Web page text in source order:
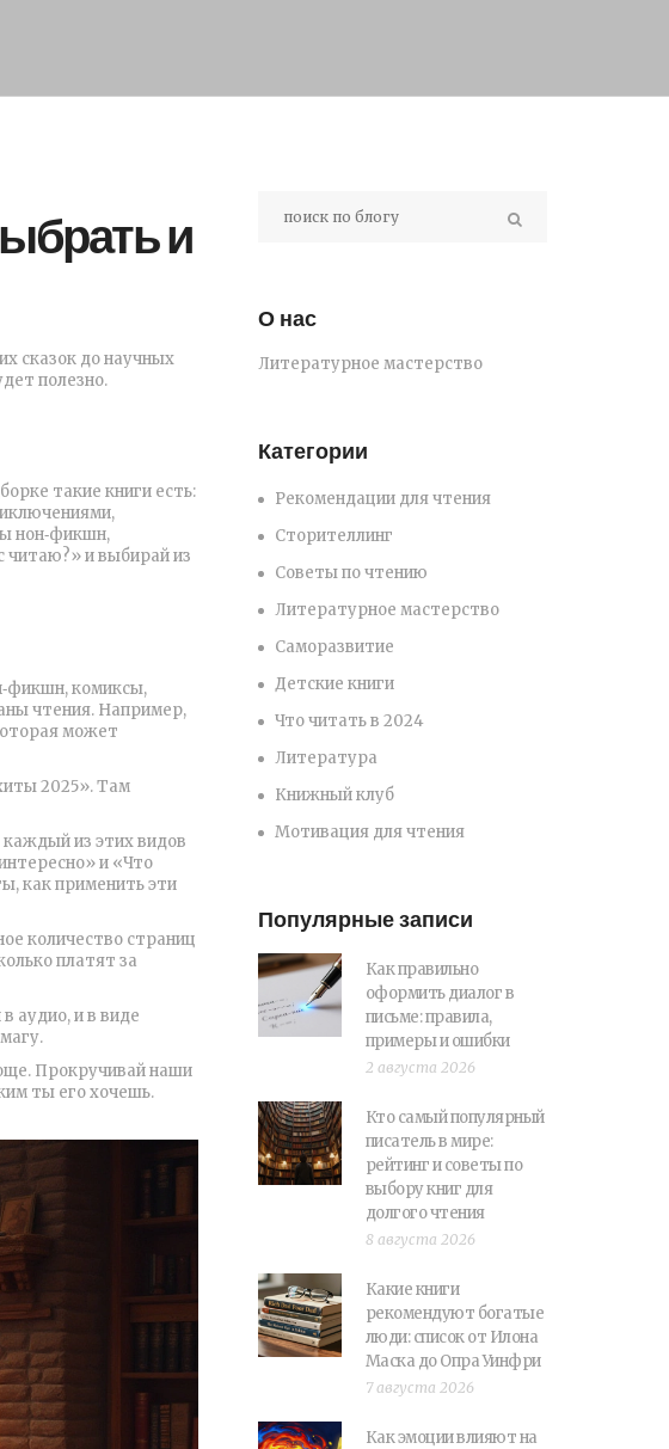
и
сказок до научных
полезно.
такие книги есть:
нон‑фикшн,
читаю?» и выбирай из
комиксы,
чтения. Например,
может
2025». Там
из этих видов
и «Что
как применить эти
количество страниц
платят за
аудио, и в виде
Прокручивай наши
ты его хочешь.
О нас
Литературное мастерство
Категории
Рекомендации для чтения
Сторителлинг
Советы по чтению
Литературное мастерство
Саморазвитие
Детские книги
Что читать в 2024
Литература
Книжный клуб
Мотивация для чтения
Популярные записи
Как правильно
оформить диалог в
письме: правила,
примеры и ошибки
2 августа 2026
Кто самый популярный
писатель в мире:
рейтинг и советы по
выбору книг для
долгого чтения
8 августа 2026
Какие книги
рекомендуют богатые
люди: список от Илона
Маска до Опра Уинфри
7 августа 2026
Как эмоции влияют на